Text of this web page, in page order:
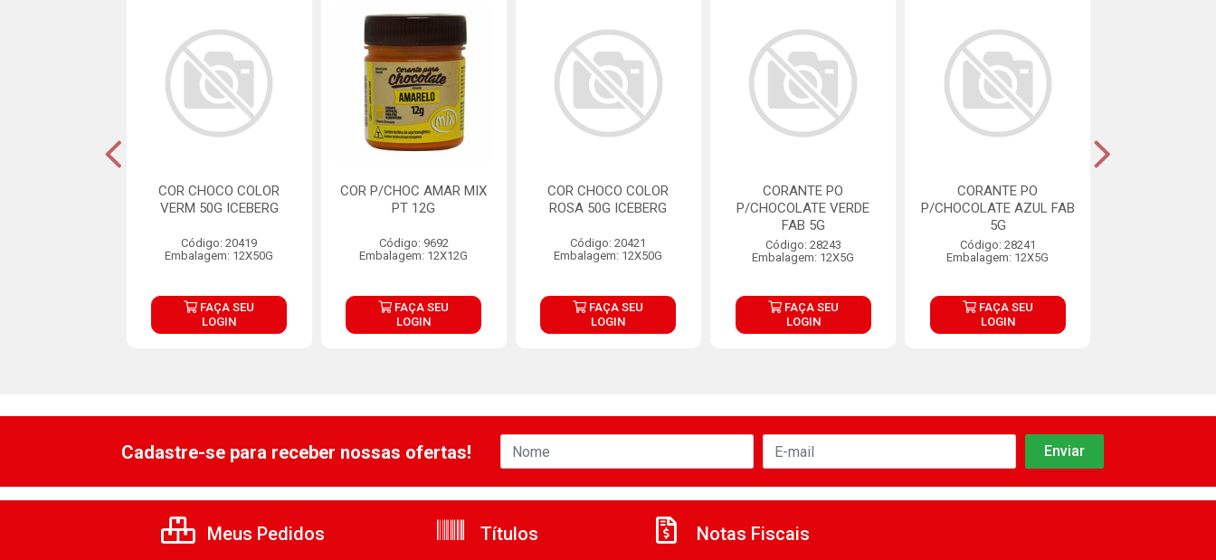
COR CHOCO COLOR
VERM 50G ICEBERG
Código: 20419
Embalagem: 12X50G
FAÇA SEU
LOGIN
COR P/CHOC AMAR MIX
PT 12G
Código: 9692
Embalagem: 12X12G
FAÇA SEU
LOGIN
COR CHOCO COLOR
ROSA 50G ICEBERG
Código: 20421
Embalagem: 12X50G
FAÇA SEU
LOGIN
CORANTE PO
P/CHOCOLATE VERDE
FAB 5G
Código: 28243
Embalagem: 12X5G
FAÇA SEU
LOGIN
CORANTE PO
P/CHOCOLATE AZUL FAB
5G
Código: 28241
Embalagem: 12X5G
FAÇA SEU
LOGIN
Cadastre-se para receber nossas ofertas!
Meus Pedidos Títulos Notas Fiscais